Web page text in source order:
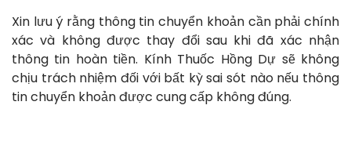
Xin lưu ý rằng thông tin chuyển khoản cần phải chính
xác và không được thay đổi sau khi đã xác nhận
thông tin hoàn tiền. Kính Thuốc Hồng Dự sẽ không
chịu trách nhiệm đối với bất kỳ sai sót nào nếu thông
tin chuyển khoản được cung cấp không đúng.